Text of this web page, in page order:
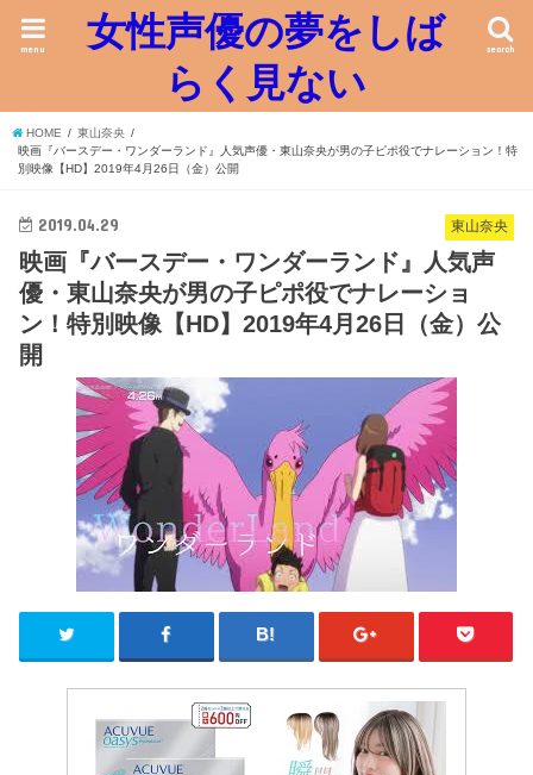
女性声優の夢をしば
らく見ない
search
menu
HOME
東山奈央
映画『バースデー・ワンダーランド』人気声優・東山奈央が男の子ピポ役でナレーション！特
別映像【HD】2019年4月26日（金）公開
東山奈央
2019.04.29
映画『バースデー・ワンダーランド』人気声
優・東山奈央が男の子ピポ役でナレーショ
ン！特別映像【HD】2019年4月26日（金）公
開